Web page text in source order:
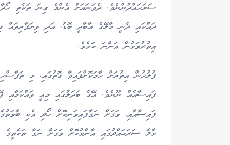
ސަރަހައްދުންނެވެ. ދެވަނައަށް އެންމެ ގިނަ ތަކެތި
ދައްކައި ދެނީ މާލޭގެ އާބާދީ ބޮޑު، އަދި
އިތުރުވަމުން އަންނަ ކަަމެވެ.
ފައިސާއެއް ނޫނެވެ. އޭގެ ބަދަލުގައި މިއީ ވައްކަމާއި
ފައިސާއާއި، ވަގަށް ނަގާފައިވަނިކޮށް ހޯދި އެކި
މާލެ ސަރަޙައްދުގައި އާންމުކޮށް ވަގަށް ނަގާ ތަކެތީގެ